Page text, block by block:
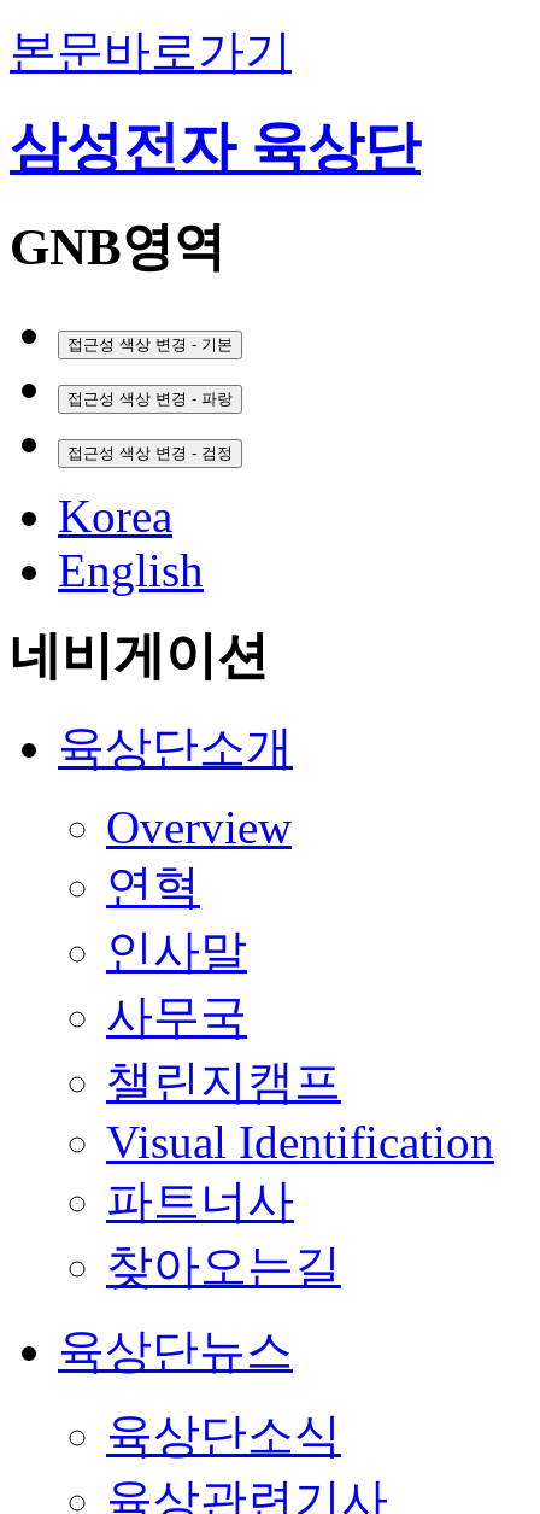
본문바로가기
삼성전자 육상단
GNB영역
접근성 색상 변경 - 기본
접근성 색상 변경 - 파랑
접근성 색상 변경 - 검정
Korea
English
네비게이션
육상단소개
Overview
연혁
인사말
사무국
챌린지캠프
Visual Identification
파트너사
찾아오는길
육상단뉴스
육상단소식
육상관련기사